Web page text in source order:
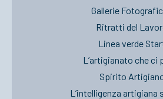
Gallerie
Ritratti del
Linea verde
L’artigianato che ci
Spirito
L’intelligenza artigiana